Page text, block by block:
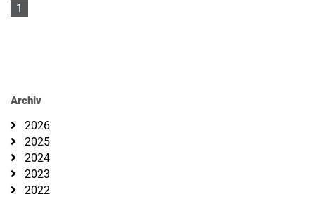
1
Archiv
2026
2025
2024
2023
2022